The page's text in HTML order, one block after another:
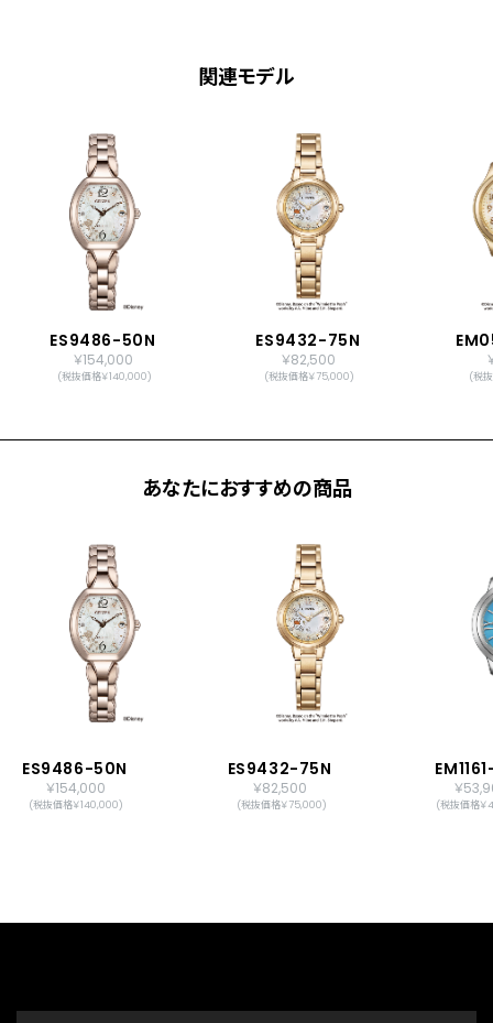
関連モデル
ES9486-50N
￥154,000
(税抜価格￥140,000)
ES9432-75N
￥82,500
(税抜価格￥75,000) (税
あなたにおすすめの商品
ES9486-50N
￥154,000
(税抜価格￥140,000)
ES9432-75N
￥82,500
(税抜価格￥75,000)
￥
(税抜価格